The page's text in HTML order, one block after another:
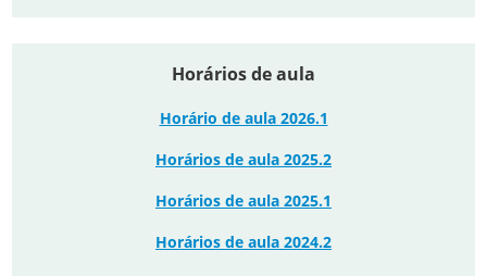
Horários de aula
Horário de aula 2026.1
Horários de aula 2025.2
Horários de aula 2025.1
Horários de aula 2024.2